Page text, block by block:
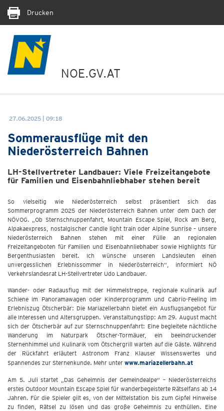
Drucken
NOE.GV.AT
27.06.2025 | 09:18
Sommerausflüge mit den
Niederösterreich Bahnen
LH-Stellvertreter Landbauer: Viele Freizeitangebote
für Familien und Eisenbahnliebhaber stehen bereit
So vielseitig wie Niederösterreich selbst präsentiert sich das
Sommerprogramm 2025 der Niederösterreich Bahnen unter dem Dach der
NÖVOG. „Ob Sternschnuppenfahrt, Mountain Escape Spiel, Rock am Berg,
Alpakaexpress, nostalgischer Candle light train oder Alpine Sunrise – unsere
Niederösterreich Bahnen stehen mit einer Fülle an regionalen
Freizeitangeboten für Familien und Eisenbahnliebhaber sowie Highlights für
Bergenthusiasten bereit. Ich wünsche unseren Landsleuten einen
unvergesslichen Erlebnissommer in Niederösterreich“, informiert NÖ
Verkehrslandesrat LH-Stellvertreter Udo Landbauer.
Wander- oder Radausflug mit der Himmelstreppe, regionale Kulinarik auf
Schiene im Panoramawagen oder Kinderprogramm und Cabrio-Feeling im
Erlebniszug Ötscherbär: Die Mariazellerbahn bietet ein Ausflugsangebot für
alle Interessen und Altersgruppen. Veranstaltungstipp: Am 29. August macht
sich der Ötscherbär auf zur Sternschnuppenfahrt: Eine begleitete nächtliche
Wanderung im Naturpark Ötscher-Tormäuer, ein beeindruckender
Sternenhimmel und Kulinarik vom Ötschergrill warten auf die Gäste. Während
der Rückfahrt erläutert Astronom Franz Klauser Wissenswertes und
Spannendes zur Sternenkunde. Mehr unter www.mariazellerbahn.at
Am 5. Juli startet „Das Geheimnis der Gemeindealpe“ – Niederösterreichs
erstes Outdoor Mountain Escape Spiel für wanderbegeisterte Rätselfans ab 14
Jahren. Für die Spieler gilt es, von der Mittelstation bis zum Gipfel Hinweise
zu finden, Rätsel zu lösen und das große Geheimnis zu enthüllen. Eine